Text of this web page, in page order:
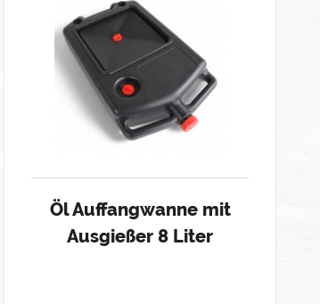
Öl Auffangwanne mit
Ausgießer 8 Liter